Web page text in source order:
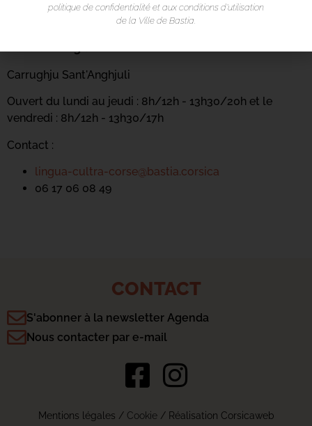
LIEU DE L'ÉVÉNEMENT
Carrughju Sant'Anghjuli
Ouvert du lundi au jeudi : 8h/12h - 13h30/20h et le
vendredi : 8h/12h - 13h30/17h
Contact :
lingua-cultra-corse@bastia.corsica
06 17 06 08 49
CONTACT
S'abonner à la newsletter Agenda
Nous contacter par e-mail
Mentions légales / Cookie/ Réalisation Corsicaweb
politique de confidentialité et aux conditions d’utilisation
de la Ville de Bastia.